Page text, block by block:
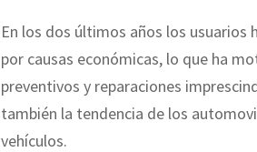
En los dos últimos años los usuarios
por causas económicas, lo que ha
preventivos y reparaciones
también la tendencia de los
vehículos.